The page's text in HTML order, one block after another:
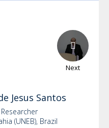
Next
Jesus Santos
(UNEB), Brazil